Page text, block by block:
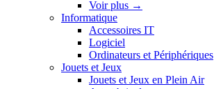
Voir plus →
Informatique
Accessoires IT
Logiciel
Ordinateurs et Périphériques
Jouets et Jeux
Jouets et Jeux en Plein Air